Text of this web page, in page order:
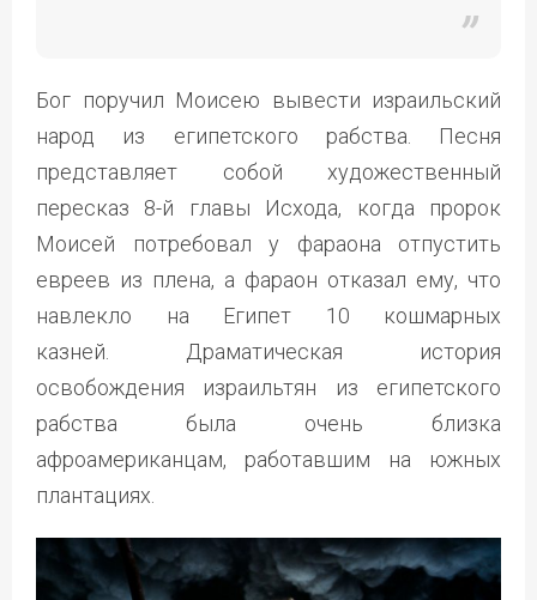
Бог поручил Моисею вывести израильский
народ из египетского рабства. Песня
представляет собой художественный
пересказ 8-й главы Исхода, когда пророк
Моисей потребовал у фараона отпустить
евреев из плена, а фараон отказал ему, что
навлекло на Египет 10 кошмарных
казней. Драматическая история
освобождения израильтян из египетского
рабства была очень близка
афроамериканцам, работавшим на южных
плантациях.